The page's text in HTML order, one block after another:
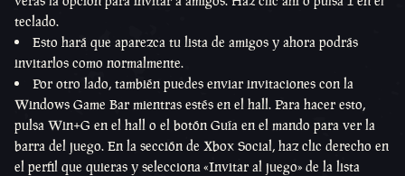
teclado.
Esto hará que aparezca tu lista de amigos y ahora podrás
invitarlos como normalmente.
Por otro lado, también puedes enviar invitaciones con la
Windows Game Bar mientras estés en el hall. Para hacer esto,
pulsa Win+G en el hall o el botón Guía en el mando para ver la
barra del juego. En la sección de Xbox Social, haz clic derecho en
el perfil que quieras y selecciona «Invitar al juego» de la lista